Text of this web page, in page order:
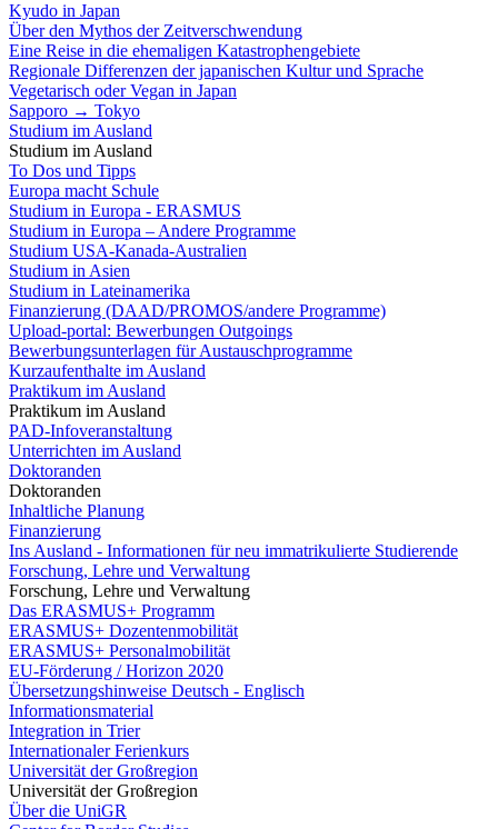
Kyudo in Japan
Über den Mythos der Zeitverschwendung
Eine Reise in die ehemaligen Katastrophengebiete
Regionale Differenzen der japanischen Kultur und Sprache
Vegetarisch oder Vegan in Japan
Sapporo → Tokyo
Studium im Ausland
Studium im Ausland
To Dos und Tipps
Europa macht Schule
Studium in Europa - ERASMUS
Studium in Europa – Andere Programme
Studium USA-Kanada-Australien
Studium in Asien
Studium in Lateinamerika
Finanzierung (DAAD/PROMOS/andere Programme)
Upload-portal: Bewerbungen Outgoings
Bewerbungsunterlagen für Austauschprogramme
Kurzaufenthalte im Ausland
Praktikum im Ausland
Praktikum im Ausland
PAD-Infoveranstaltung
Unterrichten im Ausland
Doktoranden
Doktoranden
Inhaltliche Planung
Finanzierung
Ins Ausland - Informationen für neu immatrikulierte Studierende
Forschung, Lehre und Verwaltung
Forschung, Lehre und Verwaltung
Das ERASMUS+ Programm
ERASMUS+ Dozentenmobilität
ERASMUS+ Personalmobilität
EU-Förderung / Horizon 2020
Übersetzungshinweise Deutsch - Englisch
Informationsmaterial
Integration in Trier
Internationaler Ferienkurs
Universität der Großregion
Universität der Großregion
Über die UniGR